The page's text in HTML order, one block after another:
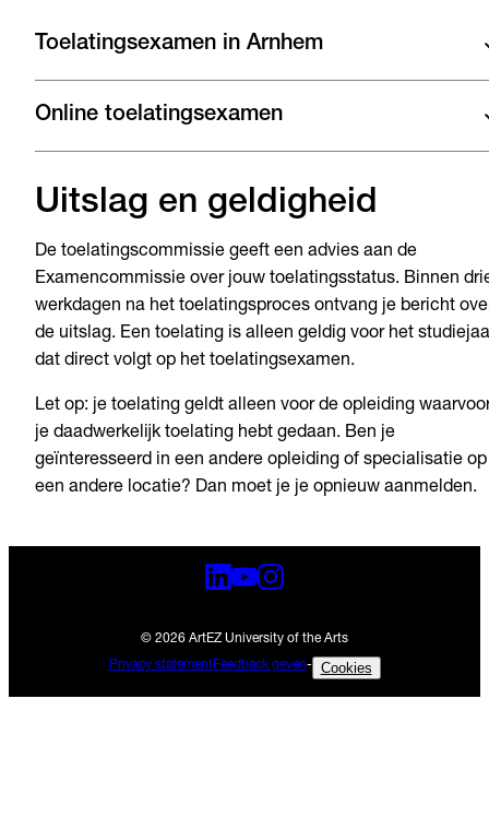
Toelatingsexamen in Arnhem
Online toelatingsexamen
Uitslag en geldigheid
De toelatingscommissie geeft een advies aan de
Examencommissie over jouw toelatingsstatus. Binnen
werkdagen na het toelatingsproces ontvang je bericht
de uitslag. Een toelating is alleen geldig voor het
dat direct volgt op het toelatingsexamen.
Let op: je toelating geldt alleen voor de opleiding
je daadwerkelijk toelating hebt gedaan. Ben je
geïnteresseerd in een andere opleiding of specialisatie op
een andere locatie? Dan moet je je opnieuw aanmelden.
© 2026 ArtEZ University of the Arts
Privacy statementFeedback geven- Cookies